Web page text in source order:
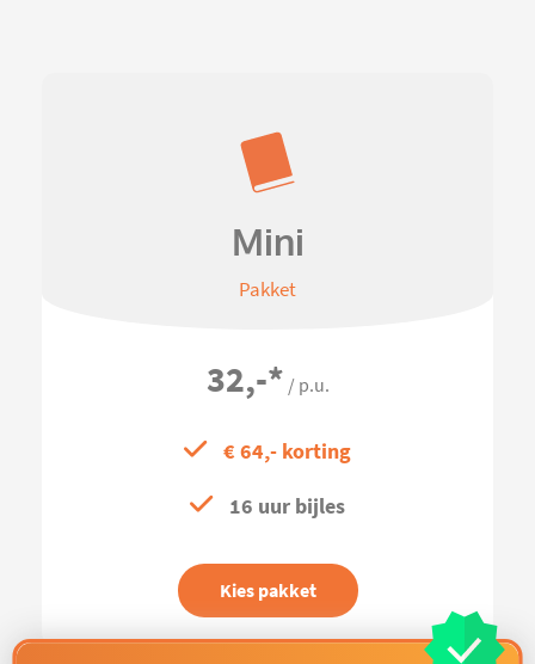
Mini
Pakket
32,-* / p.u.
€ 64,- korting
16 uur bijles
Kies pakket